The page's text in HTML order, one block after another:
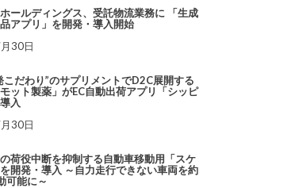
ールディングス、受託物流業務に 「生成
アプリ」を開発・導入開始
30日
こだわり”のサプリメントでD2C展開する
モット製薬」がEC自動出荷アプリ「シッピ
入
30日
荷役中断を抑制する自動車移動用「スケ
開発・導入 ～自力走行できない車両を約
可能に～